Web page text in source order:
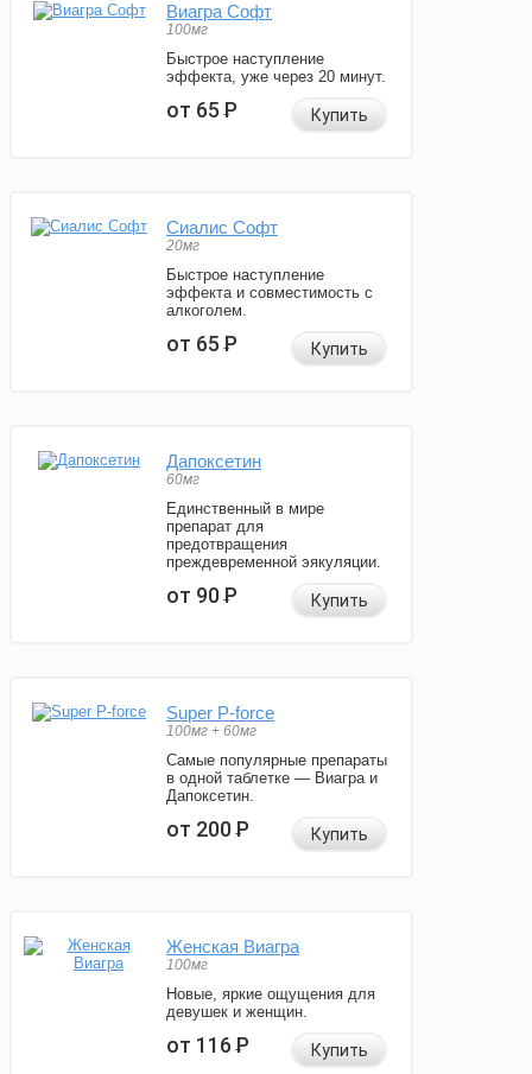
Виагра Софт
100мг
Быстрое наступление
эффекта, уже через 20 минут.
от 65Р Купить
Сиалис Софт
20мг
Быстрое наступление
эффекта и совместимость с
алкоголем.
от 65Р Купить
Дапоксетин
60мг
Единственный в мире
препарат для
предотвращения
преждевременной эякуляции.
от 90Р Купить
Super P-force
100мг + 60мг
Самые популярные препараты
в одной таблетке — Виагра и
Дапоксетин.
от 200Р Купить
Женская Виагра
100мг
Новые, яркие ощущения для
девушек и женщин.
от 116Р Купить